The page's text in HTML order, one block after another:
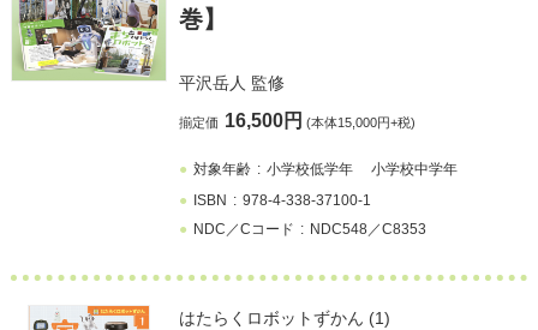
巻】
平沢岳人 監修
揃定価 16,500円 (本体15,000円+税)
対象年齢 小学校低学年
小学校中学年
ISBN
978-4-338-37100-1
NDC／Cコード
NDC548／C8353
はたらくロボットずかん (1)